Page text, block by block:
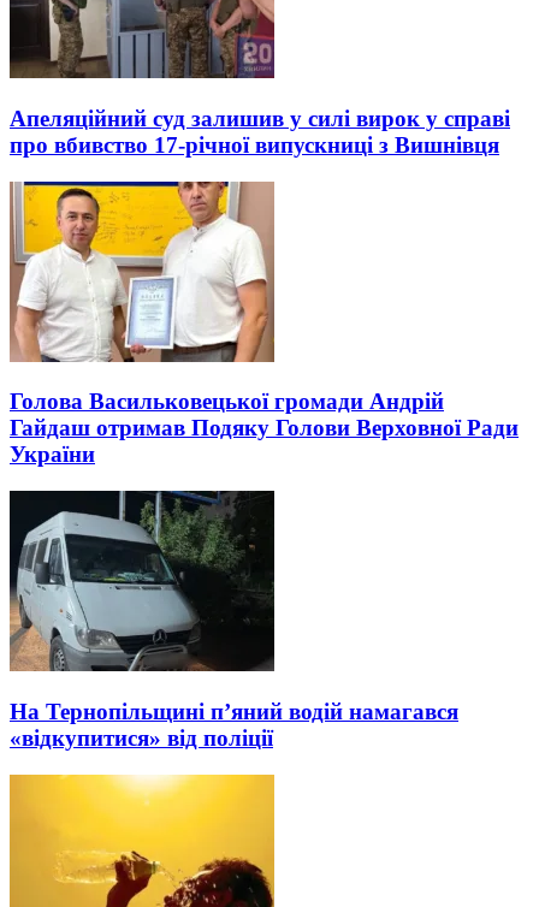
Апеляційний суд залишив у силі вирок у справі
про вбивство 17-річної випускниці з Вишнівця
Голова Васильковецької громади Андрій
Гайдаш отримав Подяку Голови Верховної Ради
України
На Тернопільщині п’яний водій намагався
«відкупитися» від поліції